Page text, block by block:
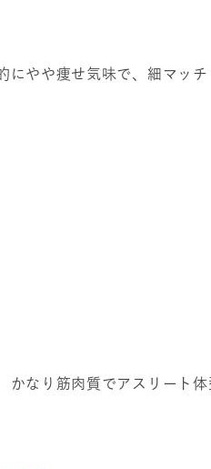
やや痩せ気味で、細マッ
なり筋肉質でアスリート